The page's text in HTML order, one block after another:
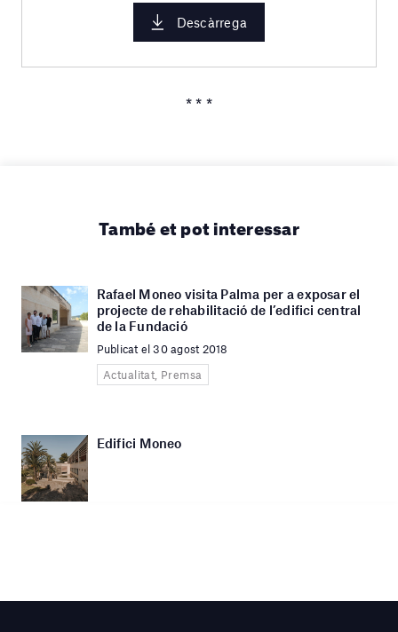
Descàrrega
* * *
També et pot interessar
Rafael Moneo visita Palma per a exposar el
projecte de rehabilitació de l’edifici central
de la Fundació
Publicat el 30 agost 2018
Actualitat, Premsa
Edifici Moneo